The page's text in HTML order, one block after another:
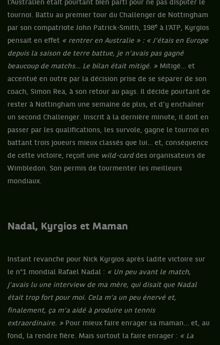
l’Australien était pourtant bien parti pour ne pas disputer le
tournoi. Battu au premier tour du Challenger de Nottingham
par son compatriote John Patrick-Smith, 198e à l’ATP, Kyrgios
pensait en effet « rentrer en Australie » : « J’étais en Europe
depuis la saison de terre battue, je n’avais pas gagné
beaucoup de matchs… Le bilan était mitigé. » Mitigé… et
accentué en outre par la décision prise de se séparer de son
coach, Simon Rea, à son retour au pays. Il décide pourtant de
rester à Nottingham une semaine de plus, et d’y enchaîner
un second Challenger. Inscrit à la dernière minute, il doit en
passer par les qualifications, les survole, gagne le tournoi en
battant trois joueurs mieux classés que lui… et, conséquence
de cette victoire, reçoit une wild-carddes organisateurs de
Wimbledon. Son permis de tourmenter les meilleurs
mondiaux.
Nadal, Kyrgios et Maman
Instant revanche pour Nick Kyrgios après ladite victoire sur
le n°1 mondial Rafael Nadal : « Un peu avant le match,
j’avais lu une interview de ma mère, qui disait que Nadal
était trop fort pour moi. Cela m’a un peu énervé et,
finalement, ça m’a aidé à produire un tennis
extraordinaire. » Pour mieux faire enrager sa maman… et, au
fond, la rendre fière. Mais surtout la faire enrager : « La